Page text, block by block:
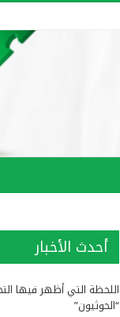
أحدث الأخبار
اللحظة التي أظهر فيها
“الحوثيون”